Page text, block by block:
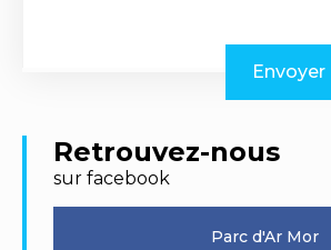
Retrouvez-nous
sur facebook
Parc d'Ar Mor
Envoyer